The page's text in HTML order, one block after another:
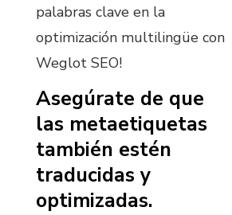
palabras clave en la
optimización multilingüe con
Weglot SEO!
Asegúrate de que
las metaetiquetas
también estén
traducidas y
optimizadas.